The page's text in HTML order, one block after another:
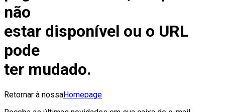
não
estar disponível ou o URL
pode
ter mudado.
Retornar à nossaHomepage